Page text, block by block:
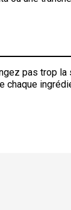
pas trop la
chaque